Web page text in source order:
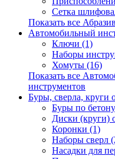
Сетка
Показать все
Автомобильный
Ключи (1)
Наборы
Хомуты (16)
Показать все
инструментов
Буры, сверла, круги
Буры по
Диски (круги)
Коронки (1)
Наборы сверл
Насадки для